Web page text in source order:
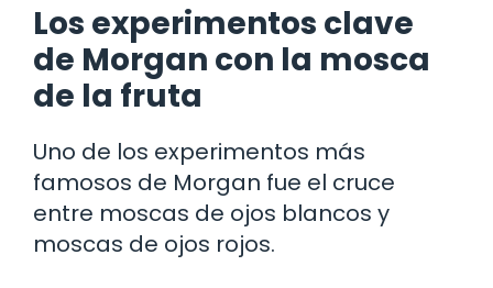
Los experimentos clave
de Morgan con la mosca
de la fruta
Uno de los experimentos más
famosos de Morgan fue el cruce
entre moscas de ojos blancos y
moscas de ojos rojos.